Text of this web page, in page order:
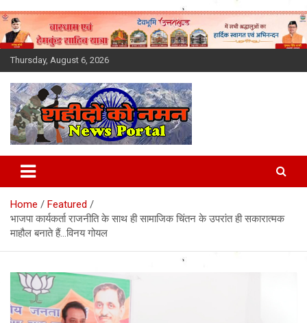
Skip
to
content
Thursday, August 6, 2026
Latest News Today, Breaking
News, Uttarakhand News in
Hindi
Home
Featured
भाजपा कार्यकर्ता राजनीति के साथ ही सामाजिक चिंतन के उपरांत ही सकारात्मक
माहौल बनाते हैं…विनय गोयल